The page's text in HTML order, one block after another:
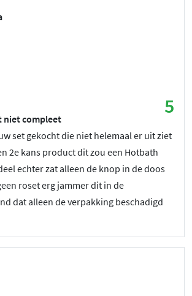
5
niet compleet
set gekocht die niet helemaal er uit ziet
2e kans product dit zou een Hotbath
echter zat alleen de knop in de doos
roset erg jammer dit in de
dat alleen de verpakking beschadigd